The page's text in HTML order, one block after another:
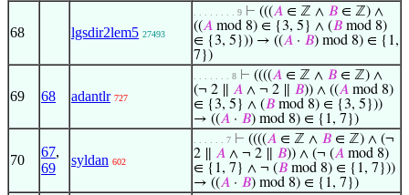
68 lgsdir2lem5 27493
. . . . . . . . 9 ⊢ (((𝐴 ∈ ℤ ∧ 𝐵 ∈ ℤ) ∧
((𝐴 mod 8) ∈ {3, 5} ∧ (𝐵 mod 8)
∈ {3, 5})) → ((𝐴 · 𝐵) mod 8) ∈ {1,
7})
69 68 adantlr 727
. . . . . . . 8 ⊢ ((((𝐴 ∈ ℤ ∧ 𝐵 ∈ ℤ) ∧
(¬ 2 ∥ 𝐴 ∧ ¬ 2 ∥ 𝐵)) ∧ ((𝐴 mod 8)
∈ {3, 5} ∧ (𝐵 mod 8) ∈ {3, 5}))
→ ((𝐴 · 𝐵) mod 8) ∈ {1, 7})
70
67,
69
syldan 602
. . . . . . 7 ⊢ ((((𝐴 ∈ ℤ ∧ 𝐵 ∈ ℤ) ∧ (¬
2 ∥ 𝐴 ∧ ¬ 2 ∥ 𝐵)) ∧ (¬ (𝐴 mod 8)
∈ {1, 7} ∧ ¬ (𝐵 mod 8) ∈ {1, 7}))
→ ((𝐴 · 𝐵) mod 8) ∈ {1, 7})